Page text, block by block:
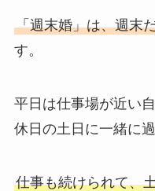
「週末婚」は、週末
す。
平日は仕事場が近い
休日の土日に一緒に過
仕事も続けられて、